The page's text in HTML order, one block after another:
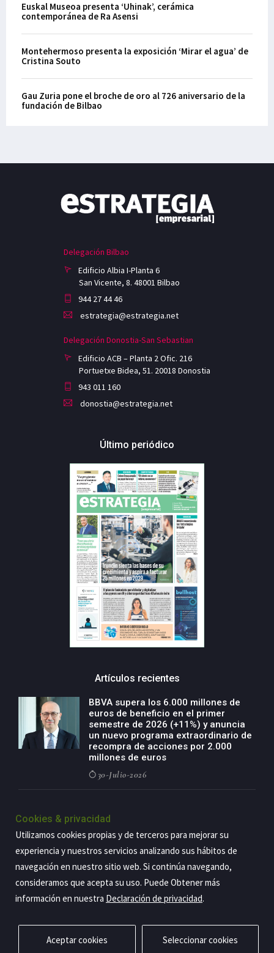
Euskal Museoa presenta ‘Uhinak’, cerámica
contemporánea de Ra Asensi
Montehermoso presenta la exposición ‘Mirar el agua’ de
Cristina Souto
Gau Zuria pone el broche de oro al 726 aniversario de la
fundación de Bilbao
Delegación Bilbao
Edificio Albia I-Planta 6
San Vicente, 8. 48001 Bilbao
944 27 44 46
estrategia@estrategia.net
Delegación Donostia-San Sebastian
Edificio ACB – Planta 2 Ofic. 216
Portuetxe Bidea, 51. 20018 Donostia
943 011 160
donostia@estrategia.net
Último periódico
Artículos recientes
BBVA supera los 6.000 millones de
euros de beneficio en el primer
semestre de 2026 (+11%) y anuncia
un nuevo programa extraordinario de
recompra de acciones por 2.000
millones de euros
30-Julio-2026
negocio agro con un modelo global
países
29-Julio-2026
Privacidad Aviso legal Política de cookies Contacto
Cookies & privacidad
Utilizamos cookies propias y de terceros para mejorar su
experiencia y nuestros servicios analizando sus hábitos de
navegación en nuestro sitio web. Si continúa navegando,
consideramos que acepta su uso. Puede Obtener más
información en nuestra Declaración de privacidad.
Aceptar cookies Seleccionar cookies